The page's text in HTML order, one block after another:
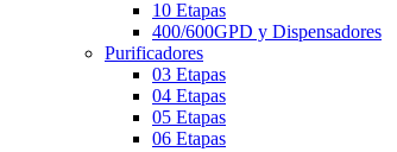
10 Etapas
400/600GPD y Dispensadores
Purificadores
03 Etapas
04 Etapas
05 Etapas
06 Etapas